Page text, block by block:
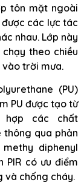
tôn mặt ngoài
các lực tác
nhau. Lớp này
theo chiều
trời mưa.
(PU)
PU được tạo từ
các chất
thông qua phản
diphenyl
PIR có ưu điểm
và chống cháy.